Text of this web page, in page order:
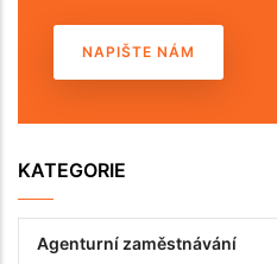
NAPIŠTE NÁM
KATEGORIE
Agenturní zaměstnávání